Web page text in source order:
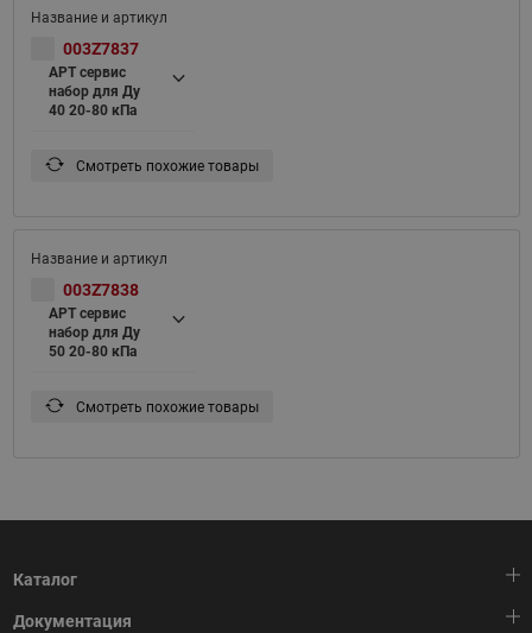
003Z7837
APT сервис
набор для Ду
40 20-80 кПа
Смотреть похожие товары
003Z7838
APT сервис
набор для Ду
50 20-80 кПа
Смотреть похожие товары
Каталог
Документация